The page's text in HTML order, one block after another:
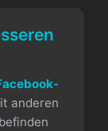
anderen